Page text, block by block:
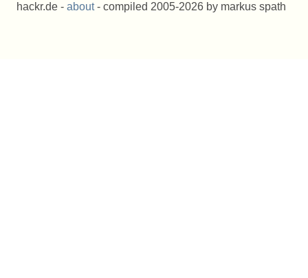
hackr.de - about- compiled 2005-2026 by markus spath